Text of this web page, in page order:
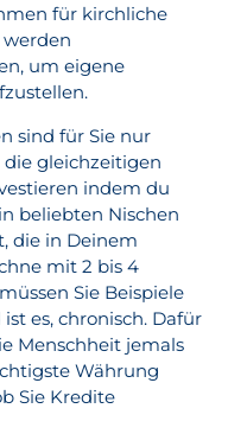
für kirchliche
um eigene
sind für Sie nur
gleichzeitigen
indem du
beliebten Nischen
die in Deinem
mit 2 bis 4
Sie Beispiele
es, chronisch. Dafür
Menschheit jemals
Währung
Sie Kredite